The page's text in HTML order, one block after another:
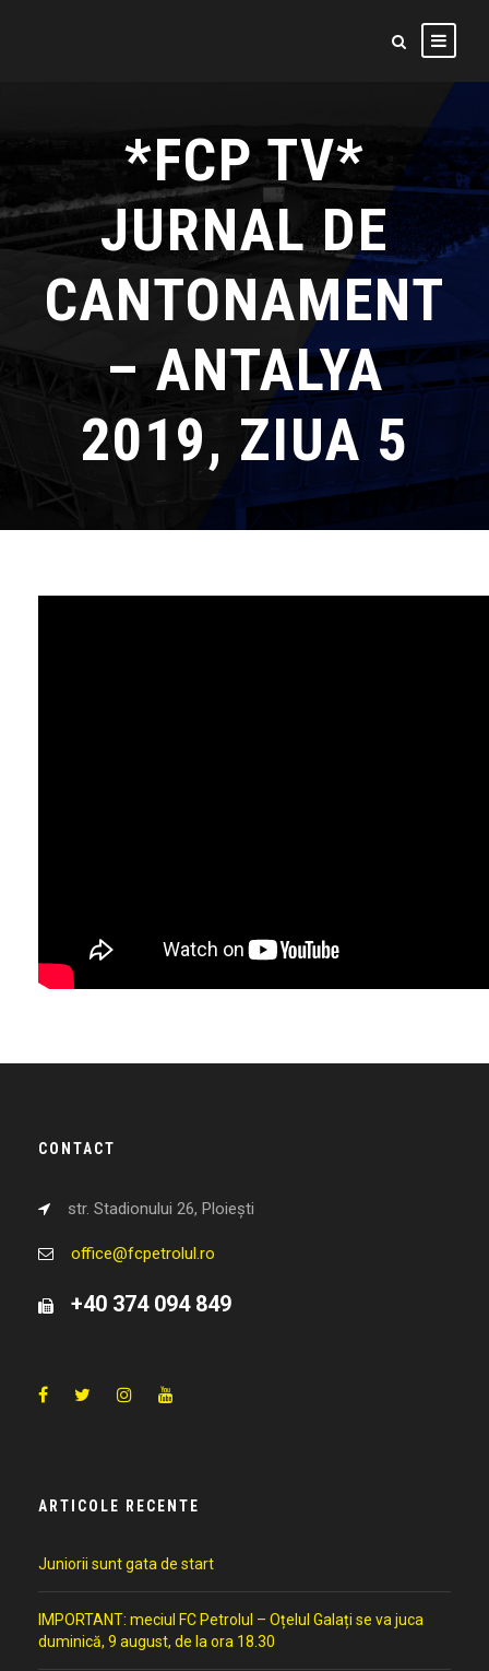
*FCP TV*
JURNAL DE
CANTONAMENT
– ANTALYA
2019, ZIUA 5
CONTACT
str. Stadionului 26, Ploiești
office@fcpetrolul.ro
+40 374 094 849
ARTICOLE RECENTE
Juniorii sunt gata de start
IMPORTANT: meciul FC Petrolul – Oțelul Galați se va juca
duminică, 9 august, de la ora 18.30